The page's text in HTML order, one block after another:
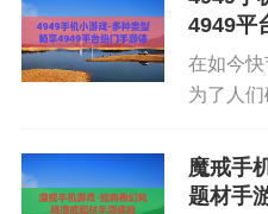
模会放大 btc 价格的波动
数值过高时，显示杠杆
现回调；若忽然转为负
强。监测 CME 比特币期
资金方向。
让咱们
4949平
在如今
为了人
样的游
多玩家
魔戒手
题材手